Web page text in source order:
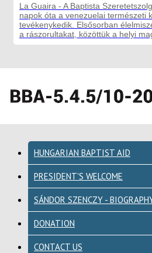
La Guaira - A Baptista
napok óta a venezuelai természeti
tevékenykedik. Elsősorban
a rászorultakat, közöttük a helyi
HUNGARIAN BAPTIST AID
PRESIDENT'S WELCOME
SÁNDOR SZENCZY -
DONATION
CONTACT US